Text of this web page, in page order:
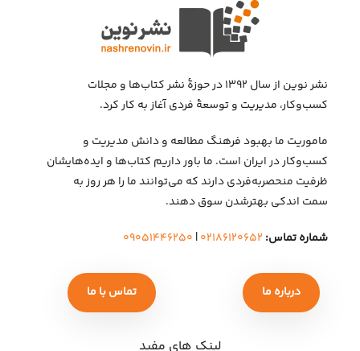
نشر نوین از سال ۱۳۹۲ در حوزهٔ نشر کتاب‌ها و مجلات
کسب‌وکار، مدیریت و توسعهٔ فردی آغاز به کار کرد.
ماموریت ما بهبود فرهنگ مطالعه و دانش مدیریت و
کسب‌وکار در ایران است. ما باور داریم کتاب‌ها و ایده‌هایشان
ظرفیت منحصربه‌فردی دارند که می‌توانند ما را هر روز به
سمت اندکی بهتر‌شدن سوق دهند.
شماره تماس: ۰۲۱۸۶۱۲۰۶۵۲| ۰۹۰۵۱۴۴۶۲۵۰
درباره ما تماس با ما
لینک های مفید